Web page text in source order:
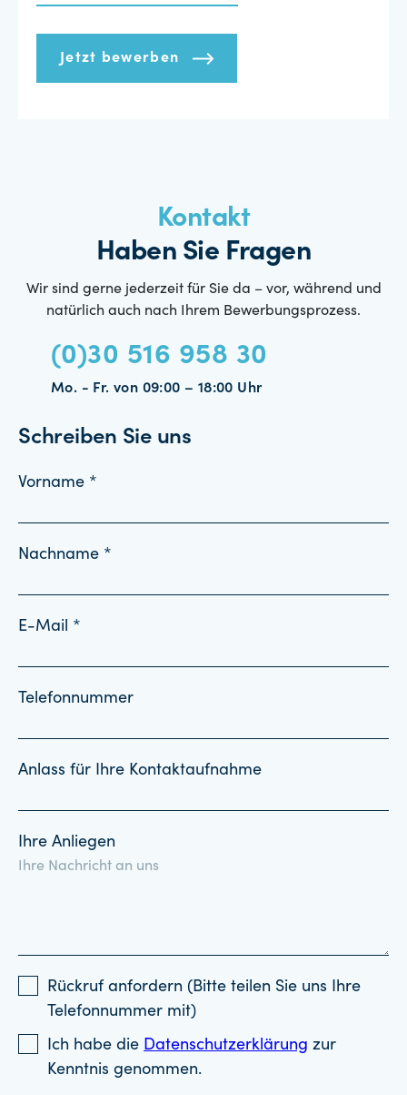
Jetzt bewerben
Kontakt
Haben Sie Fragen
Wir sind gerne jederzeit für Sie da – vor, während und
natürlich auch nach Ihrem Bewerbungsprozess.
(0)30 516 958 30
Mo. - Fr. von 09:00 – 18:00 Uhr
Schreiben Sie uns
Vorname *
Nachname *
E-Mail *
Telefonnummer
Anlass für Ihre Kontaktaufnahme
Ihre Anliegen
Rückruf anfordern (Bitte teilen Sie uns Ihre
Telefonnummer mit)
Ich habe die Datenschutzerklärung zur
Kenntnis genommen.